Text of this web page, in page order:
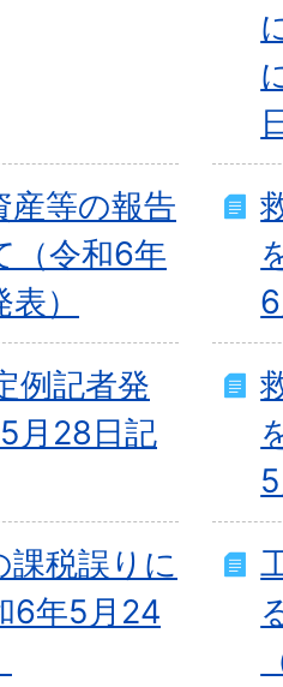
産等の報告
（令和6年
）
例記者発
月28日記
課税誤りに
6年5月24